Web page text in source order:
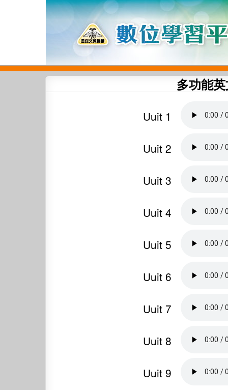
多功能
Uuit 1
Uuit 2
Uuit 3
Uuit 4
Uuit 5
Uuit 6
Uuit 7
Uuit 8
Uuit 9